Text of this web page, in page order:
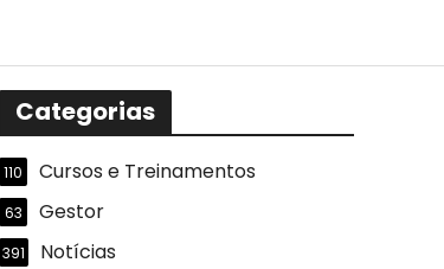
Categorias
Cursos e Treinamentos
110
Gestor
63
Notícias
391